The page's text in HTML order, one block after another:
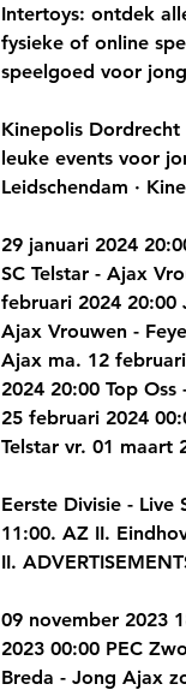
Intertoys: ontdek
fysieke of online
speelgoed voor
Kinepolis
leuke events voor
Leidschendam ·
29 januari 2024
SC Telstar - Ajax
februari 2024 20:00
Ajax Vrouwen -
Ajax ma. 12
2024 20:00 Top
25 februari 2024
Telstar vr. 01 maart
Eerste Divisie - Live
11:00. AZ II.
II.
09 november 2023
2023 00:00 PEC
Breda - Jong Ajax